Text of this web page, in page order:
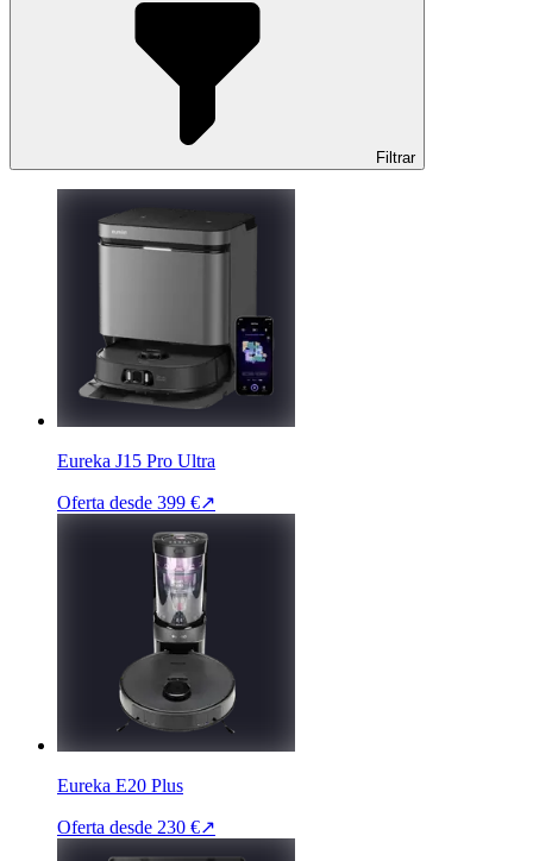
Filtrar
Eureka J15 Pro Ultra
Oferta desde 399 €↗
Eureka E20 Plus
Oferta desde 230 €↗